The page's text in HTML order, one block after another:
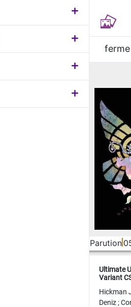
ferme
Parution
Ultimate
Variant
Hickman
Deniz;